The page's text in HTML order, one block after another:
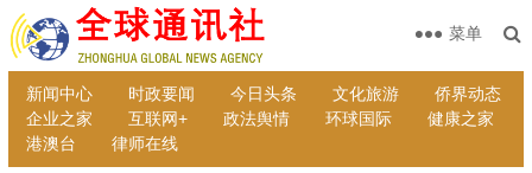
新闻中心 时政要闻 今日头条 文化旅游
侨界动态
企业之家
互联网+ 政法舆情 环球国际
健康之家
港澳台
律师在线
菜单